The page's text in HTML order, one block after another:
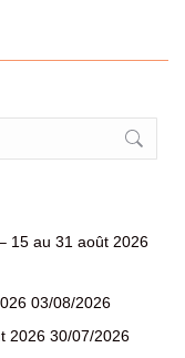
15 au 31 août 2026
03/08/2026
2026 30/07/2026